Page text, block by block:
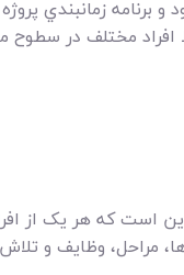
مختلف در سطوح
که هر يک از